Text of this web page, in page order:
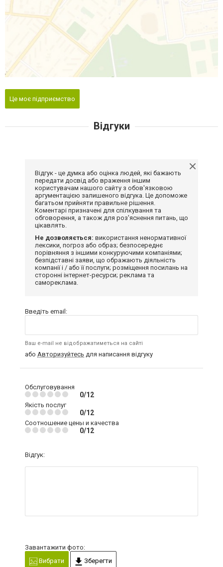
Це моє підприємство
Відгуки
Відгук - це думка або оцінка людей, які бажають
передати досвід або враження іншим
користувачам нашого сайту з обов'язковою
аргументацією залишеного відгука. Це допоможе
багатьом прийняти правильне рішення.
Коментарі призначені для спілкування та
обговорення, а також для роз'яснення питань, що
цікавлять.
Не дозволяється: використання ненормативної
лексики, погроз або образ; безпосереднє
порівняння з іншими конкуруючими компаніями;
безпідставні заяви, що ображають діяльність
компанії і / або її послуги; розміщення посилань на
сторонні інтернет-ресурси; реклама та
самореклама.
Введіть email:
Ваш e-mail не відображатиметься на сайті
або Авторизуйтесь для написання відгуку
Обслуговування
0/12
Якість послуг
0/12
Соотношение цены и качества
0/12
Відгук:
Завантажити фото:
Вибрати
Зберегти